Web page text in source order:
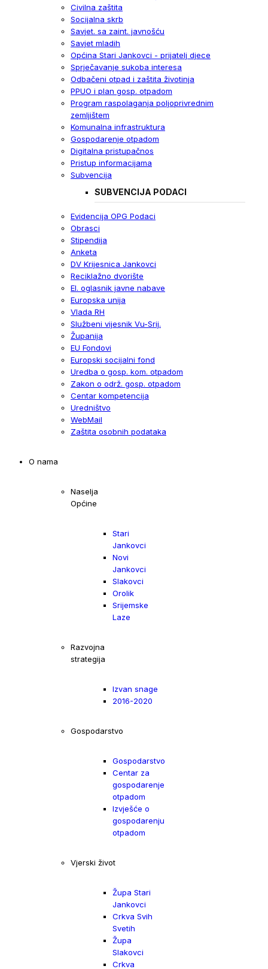
Civilna zaštita
Socijalna skrb
Savjet. sa zaint. javnošću
Savjet mladih
Općina Stari Jankovci - prijatelj djece
Sprječavanje sukoba interesa
Odbačeni otpad i zaštita životinja
PPUO i plan gosp. otpadom
Program raspolaganja poljoprivrednim
zemljištem
Komunalna infrastruktura
Gospodarenje otpadom
Digitalna pristupačnos
Pristup informacijama
Subvencija
SUBVENCIJA PODACI
Evidencija OPG Podaci
Obrasci
Stipendija
Anketa
DV Krijesnica Jankovci
Reciklažno dvorište
El. oglasnik javne nabave
Europska unija
Vlada RH
Službeni vijesnik Vu-Srij.
Županija
EU Fondovi
Europski socijalni fond
Uredba o gosp. kom. otpadom
Zakon o održ. gosp. otpadom
Centar kompetencija
Uredništvo
WebMail
Zaštita osobnih podataka
O nama
Naselja
Općine
Stari
Jankovci
Novi
Jankovci
Slakovci
Orolik
Srijemske
Laze
Razvojna
strategija
Izvan snage
2016-2020
Gospodarstvo
Gospodarstvo
Centar za
gospodarenje
otpadom
Izvješće o
gospodarenju
otpadom
Vjerski život
Župa Stari
Jankovci
Crkva Svih
Svetih
Župa
Slakovci
Crkva